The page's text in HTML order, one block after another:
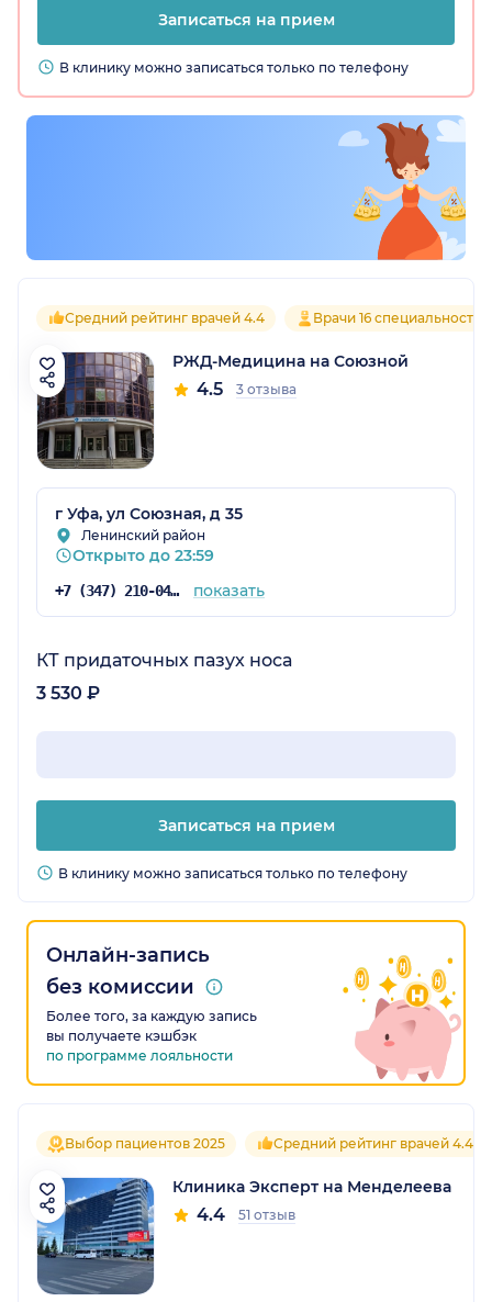
Записаться на прием
В клинику можно записаться только по телефону
Средний рейтинг врачей 4.4 Врачи 16 специальностей
РЖД-Медицина на Союзной
4.5 3 отзыва
г Уфа, ул Союзная, д 35
Ленинский район
Открыто до 23:59
+7 (347) 210-04-96 показать
КТ придаточных пазух носа
3 530 ₽
Записаться на прием
В клинику можно записаться только по телефону
Онлайн-запись
без комиссии
Более того, за каждую запись
вы получаете кэшбэк
по программе лояльности
Выбор пациентов 2025 Средний рейтинг врачей 4.4
Клиника Эксперт на Менделеева
4.4 51 отзыв